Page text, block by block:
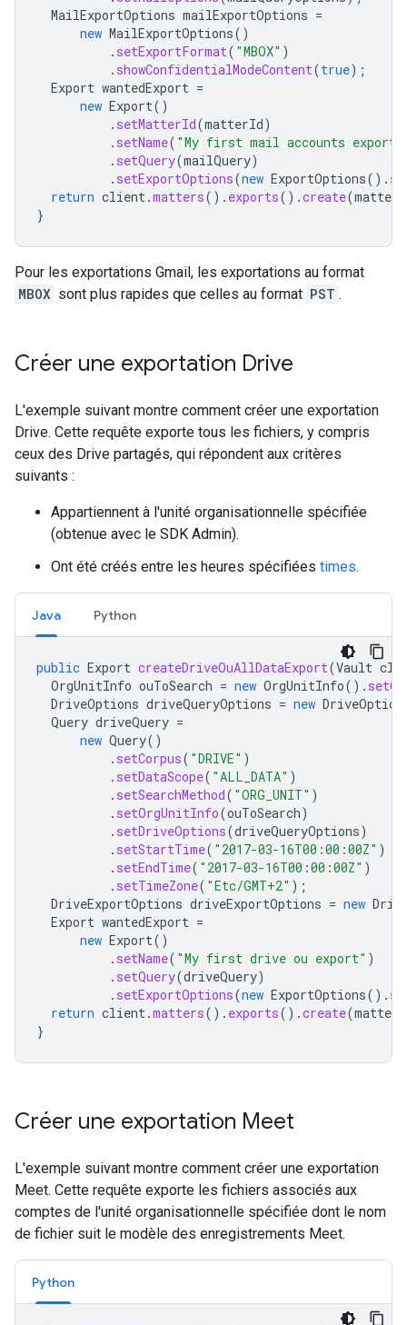
MailExportOptions mailExportOptions =
new MailExportOptions()
. setExportFormat( "MBOX" )
. showConfidentialModeContent(true);
Export wantedExport =
new Export()
. setMatterId(matterId)
. setName( "My first mail accounts export"
. setQuery(mailQuery)
. setExportOptions(new ExportOptions().
return client.matters(). exports().create(matter
}
Pour les exportations Gmail, les exportations au format
MBOX sont plus rapides que celles au format PST .
Créer une exportation Drive
L'exemple suivant montre comment créer une exportation
Drive. Cette requête exporte tous les fichiers, y compris
ceux des Drive partagés, qui répondent aux critères
suivants :
Appartiennent à l'unité organisationnelle spécifiée
(obtenue avec le SDK Admin).
Ont été créés entre les heures spécifiées times.
Java Python
public Export createDriveOuAllDataExport(Vault
OrgUnitInfo ouToSearch = new OrgUnitInfo().
DriveOptions driveQueryOptions = new
Query driveQuery =
new Query()
. setCorpus( "DRIVE" )
. setDataScope( "ALL_DATA" )
. setSearchMethod( "ORG_UNIT" )
. setOrgUnitInfo(ouToSearch)
. setDriveOptions(driveQueryOptions)
. setStartTime( "2017-03-16T00:00:00Z" )
. setEndTime( "2017-03-16T00:00:00Z" )
. setTimeZone( "Etc/GMT+2" );
DriveExportOptions driveExportOptions = new
Export wantedExport =
new Export()
. setName( "My first drive ou export" )
. setQuery(driveQuery)
. setExportOptions(new ExportOptions().
return client.matters(). exports().create(matter
}
Créer une exportation Meet
L'exemple suivant montre comment créer une exportation
Meet. Cette requête exporte les fichiers associés aux
comptes de l'unité organisationnelle spécifiée dont le nom
de fichier suit le modèle des enregistrements Meet.
Python